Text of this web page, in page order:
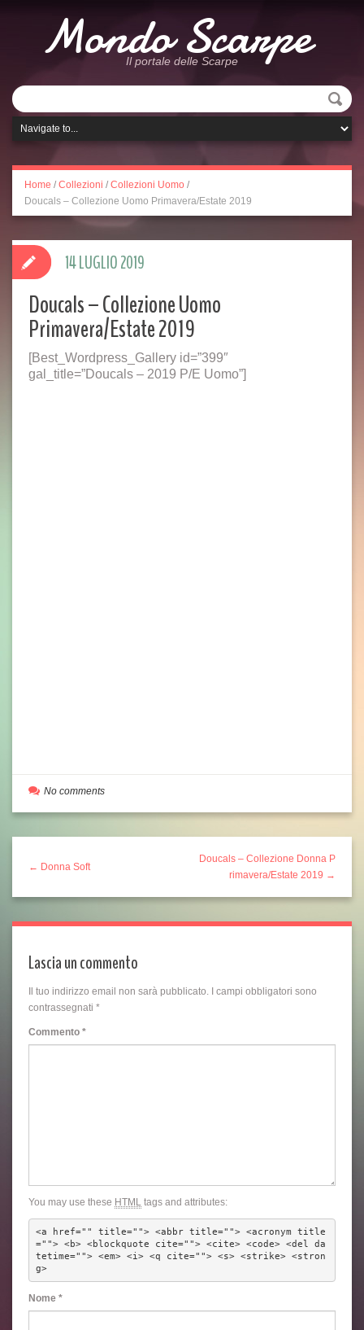
Mondo Scarpe
Il portale delle Scarpe
Home / Collezioni / Collezioni Uomo /
Doucals – Collezione Uomo Primavera/Estate 2019
Doucals – Collezione Uomo
Primavera/Estate 2019
[Best_Wordpress_Gallery id=”399″
gal_title=”Doucals – 2019 P/E Uomo”]
14 LUGLIO 2019
No comments
← Donna Soft
Doucals – Collezione Donna P
rimavera/Estate 2019 →
Lascia un commento
Il tuo indirizzo email non sarà pubblicato.
I campi obbligatori sono
contrassegnati *
Commento *
You may use these HTML tags and attributes:
<a href="" title=""> <abbr title=""> <acronym title
=""> <b> <blockquote cite=""> <cite> <code> <del da
tetime=""> <em> <i> <q cite=""> <s> <strike> <stron
g>
Nome *